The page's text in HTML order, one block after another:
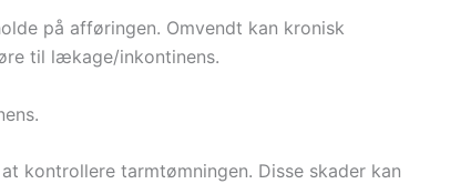
på afføringen. Omvendt kan kronisk
til lækage/inkontinens.
kontrollere tarmtømningen. Disse skader kan